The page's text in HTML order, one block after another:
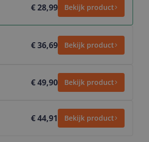
€ 28,99 Bekijk product
€ 36,69 Bekijk product
€ 49,90 Bekijk product
€ 44,91 Bekijk product